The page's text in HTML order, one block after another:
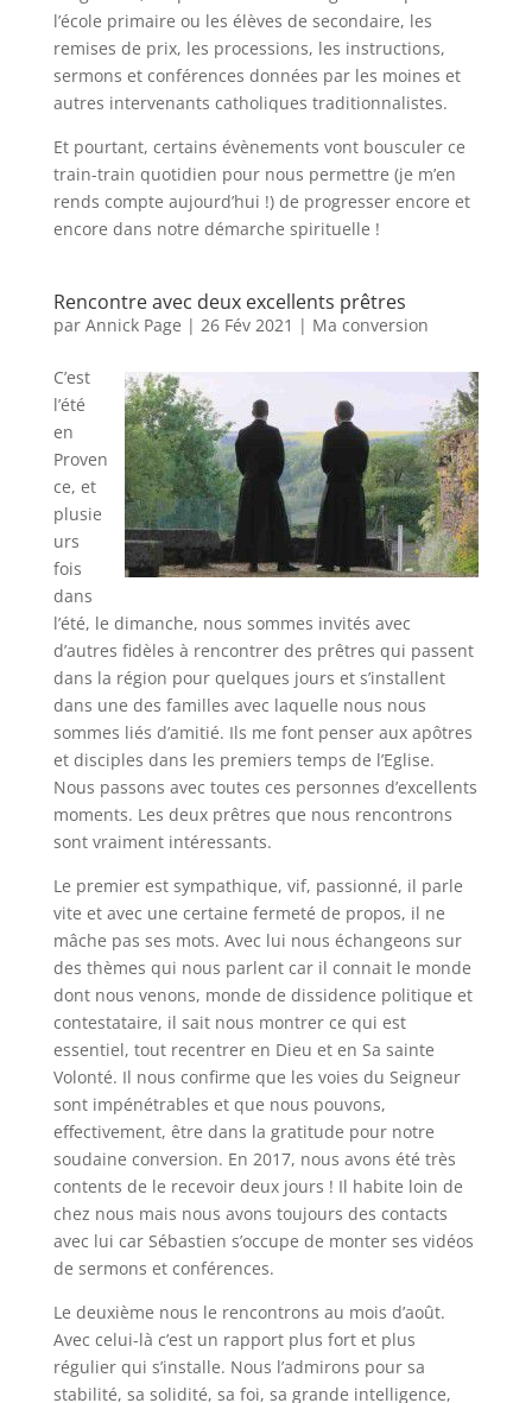
l’école primaire ou les élèves de secondaire, les
remises de prix, les processions, les instructions,
sermons et conférences données par les moines et
autres intervenants catholiques traditionnalistes.
Et pourtant, certains évènements vont bousculer ce
train-train quotidien pour nous permettre (je m’en
rends compte aujourd’hui !) de progresser encore et
encore dans notre démarche spirituelle !
Rencontre avec deux excellents prêtres
par Annick Page | 26 Fév 2021 | Ma conversion
C’est
l’été
en
Proven
ce, et
plusie
urs
fois
dans
l’été, le dimanche, nous sommes invités avec
d’autres fidèles à rencontrer des prêtres qui passent
dans la région pour quelques jours et s’installent
dans une des familles avec laquelle nous nous
sommes liés d’amitié. Ils me font penser aux apôtres
et disciples dans les premiers temps de l’Eglise.
Nous passons avec toutes ces personnes d’excellents
moments. Les deux prêtres que nous rencontrons
sont vraiment intéressants.
Le premier est sympathique, vif, passionné, il parle
vite et avec une certaine fermeté de propos, il ne
mâche pas ses mots. Avec lui nous échangeons sur
des thèmes qui nous parlent car il connait le monde
dont nous venons, monde de dissidence politique et
contestataire, il sait nous montrer ce qui est
essentiel, tout recentrer en Dieu et en Sa sainte
Volonté. Il nous confirme que les voies du Seigneur
sont impénétrables et que nous pouvons,
effectivement, être dans la gratitude pour notre
soudaine conversion. En 2017, nous avons été très
contents de le recevoir deux jours ! Il habite loin de
chez nous mais nous avons toujours des contacts
avec lui car Sébastien s’occupe de monter ses vidéos
de sermons et conférences.
Le deuxième nous le rencontrons au mois d’août.
Avec celui-là c’est un rapport plus fort et plus
régulier qui s’installe. Nous l’admirons pour sa
stabilité, sa solidité, sa foi, sa grande intelligence,